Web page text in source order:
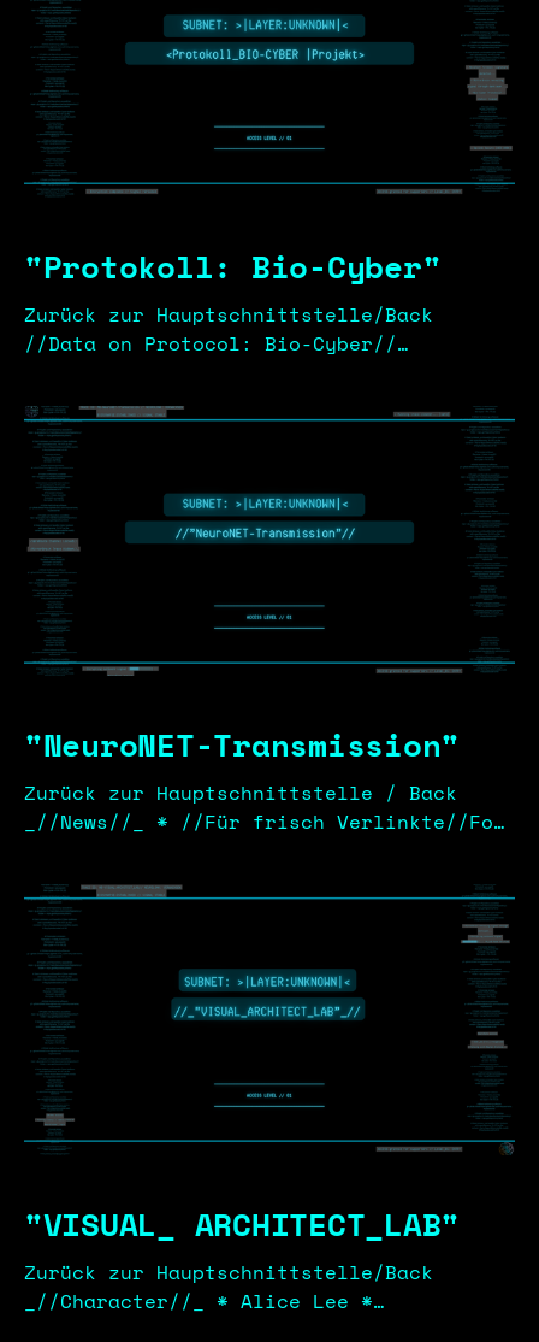
"Protokoll: Bio-Cyber"
Zurück zur Hauptschnittstelle/Back
//Data on Protocol: Bio-Cyber//
"NeuroNET-Transmission"
Zurück zur Hauptschnittstelle / Back
_//News//_ * //Für frisch Verlinkte//For
"VISUAL_ ARCHITECT_LAB"
Zurück zur Hauptschnittstelle/Back
_//Character//_ * Alice Lee *